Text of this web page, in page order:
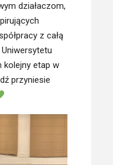
działaczom,
z całą
kolejny etap w
przyniesie